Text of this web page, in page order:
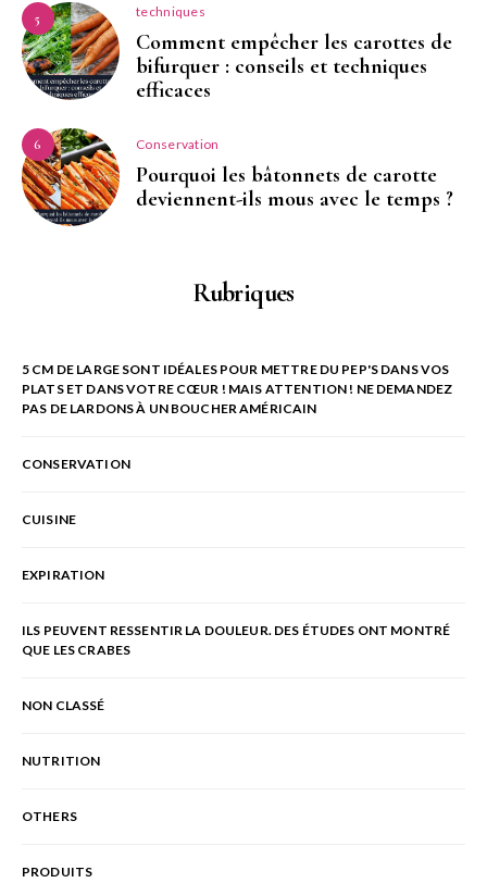
5 techniques
Comment empêcher les carottes de
bifurquer : conseils et techniques
efficaces
6 Conservation
Pourquoi les bâtonnets de carotte
deviennent-ils mous avec le temps ?
Rubriques
5 CM DE LARGE SONT IDÉALES POUR METTRE DU PEP'S DANS VOS
PLATS ET DANS VOTRE CŒUR ! MAIS ATTENTION ! NE DEMANDEZ
PAS DE LARDONS À UN BOUCHER AMÉRICAIN
CONSERVATION
CUISINE
EXPIRATION
ILS PEUVENT RESSENTIR LA DOULEUR. DES ÉTUDES ONT MONTRÉ
QUE LES CRABES
NON CLASSÉ
NUTRITION
OTHERS
PRODUITS